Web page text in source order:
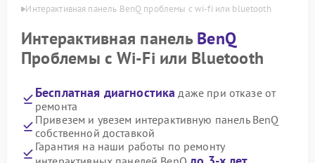
Интерактивная панель BenQ проблемы с wi-fi или bluetooth
Интерактивная панельBenQ
Проблемы с Wi-Fi или Bluetooth
Бесплатная диагностика даже при отказе от
ремонта
Привезем и увезем интерактивную панель BenQ
собственной доставкой
Гарантия на наши работы по ремонту